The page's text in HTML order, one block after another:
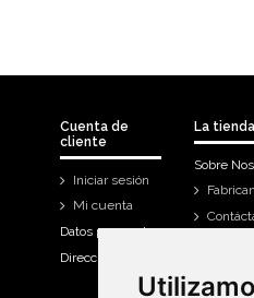
Cuenta de
cliente
Iniciar sesión
Mi cuenta
Datos personales
Direcciones
La tienda
Sobre